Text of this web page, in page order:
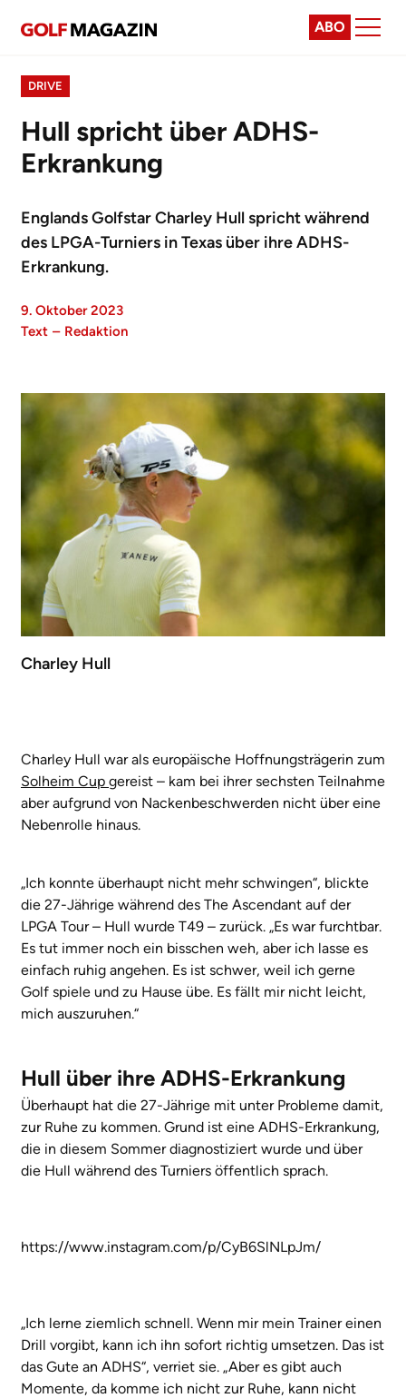
ABO
DRIVE
Hull spricht über ADHS-
Erkrankung
Englands Golfstar Charley Hull spricht während
des LPGA-Turniers in Texas über ihre ADHS-
Erkrankung.
9. Oktober 2023
Text – Redaktion
Charley Hull
Charley Hull war als europäische Hoffnungsträgerin zum
Solheim Cup gereist – kam bei ihrer sechsten Teilnahme
aber aufgrund von Nackenbeschwerden nicht über eine
Nebenrolle hinaus.
„Ich konnte überhaupt nicht mehr schwingen“, blickte
die 27-Jährige während des The Ascendant auf der
LPGA Tour – Hull wurde T49 – zurück. „Es war furchtbar.
Es tut immer noch ein bisschen weh, aber ich lasse es
einfach ruhig angehen. Es ist schwer, weil ich gerne
Golf spiele und zu Hause übe. Es fällt mir nicht leicht,
mich auszuruhen.“
Hull über ihre ADHS-Erkrankung
Überhaupt hat die 27-Jährige mit unter Probleme damit,
zur Ruhe zu kommen. Grund ist eine ADHS-Erkrankung,
die in diesem Sommer diagnostiziert wurde und über
die Hull während des Turniers öffentlich sprach.
https://www.instagram.com/p/CyB6SlNLpJm/
„Ich lerne ziemlich schnell. Wenn mir mein Trainer einen
Drill vorgibt, kann ich ihn sofort richtig umsetzen. Das ist
das Gute an ADHS“, verriet sie. „Aber es gibt auch
Momente, da komme ich nicht zur Ruhe, kann nicht